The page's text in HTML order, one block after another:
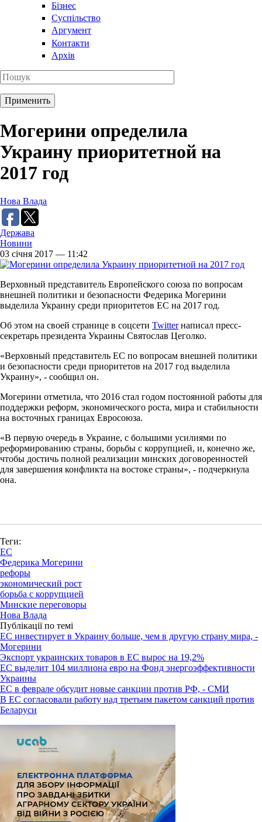
Бізнес
Суспільство
Аргумент
Контакти
Архів
Могерини определила
Украину приоритетной на
2017 год
Нова Влада
Держава
Новини
03 січня 2017 — 11:42
Верховный представитель Европейского союза по вопросам
внешней политики и безопасности Федерика Могерини
выделила Украину среди приоритетов ЕС на 2017 год.
Об этом на своей странице в соцсети Twitterнаписал пресс-
секретарь президента Украины Святослав Цеголко.
«Верховный представитель ЕС по вопросам внешней политики
и безопасности среди приоритетов на 2017 год выделила
Украину», - сообщил он.
Могерини отметила, что 2016 стал годом постоянной работы для
поддержки реформ, экономического роста, мира и стабильности
на восточных границах Евросоюза.
«В первую очередь в Украине, с большими усилиями по
реформированию страны, борьбы с коррупцией, и, конечно же,
чтобы достичь полной реализации минских договоренностей
для завершения конфликта на востоке страны», - подчеркнула
она.
Теги:
ЕС
Федерика Могерини
рефоры
экономический рост
борьба с коррупцией
Минские переговоры
Нова Влада
Публікації по темі
ЕС инвестирует в Украину больше, чем в другую страну мира, -
Могерини
Экспорт украинских товаров в ЕС вырос на 19,2%
ЕС выделит 104 миллиона евро на Фонд энергоэффективности
Украины
ЕС в феврале обсудит новые санкции против РФ, - СМИ
В ЕС согласовали работу над третьим пакетом санкций против
Беларуси